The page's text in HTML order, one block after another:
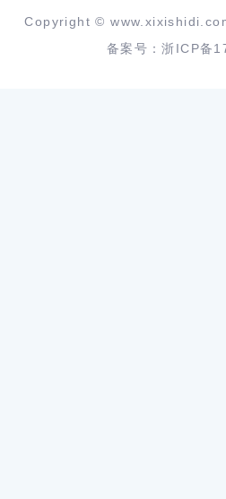
Copyright ©
备案号：浙ICP备